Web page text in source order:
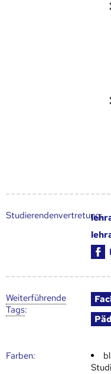
Studierendenvertretung:
Weiter­führende
Tags:
Farben: